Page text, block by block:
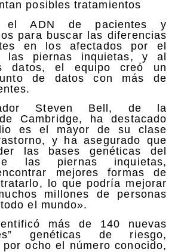
posibles tratamientos
el ADN de pacientes y
para buscar las diferencias
en los afectados por el
las piernas inquietas, y al
datos, el equipo creó un
de datos con más de
Steven Bell, de la
Cambridge, ha destacado
es el mayor de su clase
y ha asegurado que
las bases genéticas del
las piernas inquietas,
mejores formas de
lo que podría mejorar
millones de personas
el mundo».
más de 140 nuevas
genéticas de riesgo,
ocho el número conocido,